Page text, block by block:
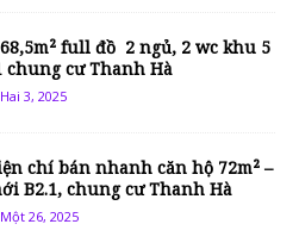
full đồ 2 ngủ, 2 wc khu 5
chung cư Thanh Hà
3, 2025
chí bán nhanh căn hộ 72m² –
B2.1, chung cư Thanh Hà
26, 2025